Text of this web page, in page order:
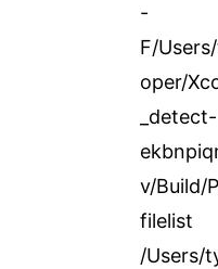
-
F/
oper/
_detect-
v/Build/
filelist
/Users/